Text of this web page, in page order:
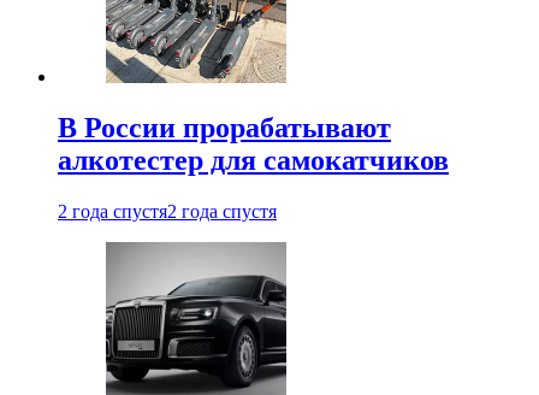
В России прорабатывают
алкотестер для самокатчиков
2 года спустя2 года спустя